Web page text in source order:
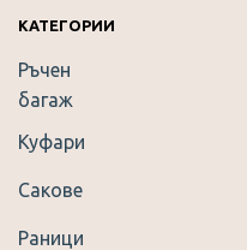
on
product
page
КАТЕГОРИИ
Ръчен
багаж
Куфари
Сакове
Раници